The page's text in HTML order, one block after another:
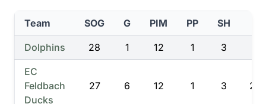
Team SOG G PIM PP SH
Dolphins 28 1 12 1 3
EC
Feldbach
Ducks
27 6 12 1 3